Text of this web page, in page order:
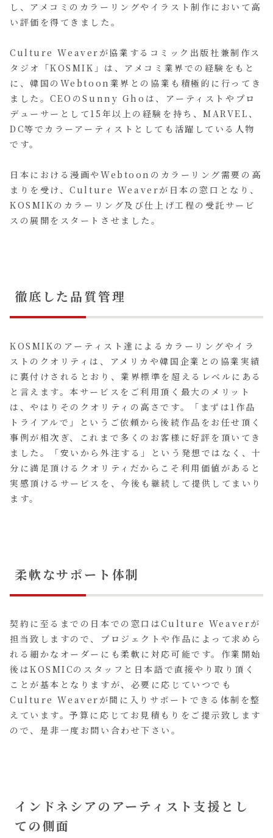
し、アメコミのカラーリングやイラスト制作において高
い評価を得てきました。
Culture Weaverが協業するコミック出版社兼制作ス
タジオ「KOSMIK」は、アメコミ業界での経験をもと
に、韓国のWebtoon業界との協業も積極的に行ってき
ました。CEOのSunny Ghoは、アーティストやプロ
デューサーとして15年以上の経験を持ち、MARVEL、
DC等でカラーアーティストとしても活躍している人物
です。
日本における漫画やWebtoonのカラーリング需要の高
まりを受け、Culture Weaverが日本の窓口となり、
KOSMIKのカラーリング及び仕上げ工程の受託サービ
スの展開をスタートさせました。
徹底した品質管理
KOSMIKのアーティスト達によるカラーリングやイラ
ストのクオリティは、アメリカや韓国企業との協業実績
に裏付けされるとおり、業界標準を超えるレベルにある
と言えます。本サービスをご利用頂く最大のメリット
は、やはりそのクオリティの高さです。「まずは1作品
トライアルで」というご依頼から後続作品をお任せ頂く
事例が相次ぎ、これまで多くのお客様に好評を頂いてき
ました。「安いから外注する」という発想ではなく、十
分に満足頂けるクオリティだからこそ利用価値があると
実感頂けるサービスを、今後も継続して提供してまいり
ます。
柔軟なサポート体制
契約に至るまでの日本での窓口はCulture Weaverが
担当致しますので、プロジェクトや作品によって求めら
れる細かなオーダーにも柔軟に対応可能です。作業開始
後はKOSMICのスタッフと日本語で直接やり取り頂く
ことが基本となりますが、必要に応じていつでも
Culture Weaverが間に入りサポートできる体制を整
えています。予算に応じてお見積もりをご提示致します
ので、是非一度お問い合わせ下さい。
インドネシアのアーティスト支援とし
ての側面